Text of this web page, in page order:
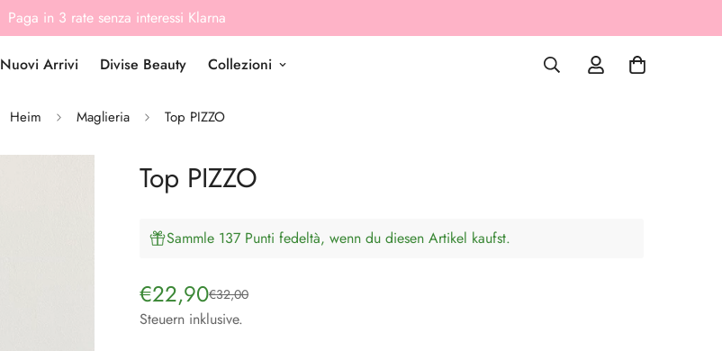
Paga in 3 rate senza interessi Klarna
Nuovi Arrivi Divise Beauty Collezioni
Heim Maglieria Top PIZZO
Top PIZZO
Sammle 137 Punti fedeltà, wenn du diesen Artikel kaufst.
Verkaufspreis
€22,90
Regulärer
Preis
€32,00
Steuern inklusive.